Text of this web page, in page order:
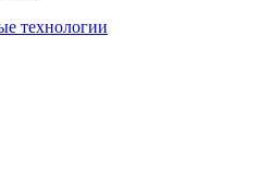
технологии